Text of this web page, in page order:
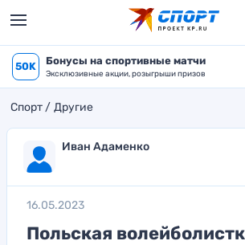
50K Бонусы на спортивные матчи
Эксклюзивные акции, розыгрыши призов
Спорт Другие
Иван Адаменко
16.05.2023
Польская